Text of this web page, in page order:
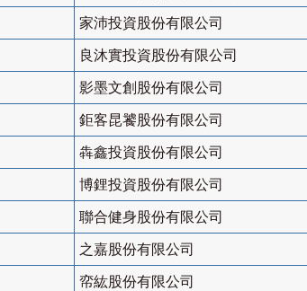
家沛投資股份有限公司
良沐實投資股份有限公司
影墨文創股份有限公司
鉅客昆饕股份有限公司
犇鑫投資股份有限公司
博鋰投資股份有限公司
聯合健身股份有限公司
之嘉股份有限公司
帟紘股份有限公司